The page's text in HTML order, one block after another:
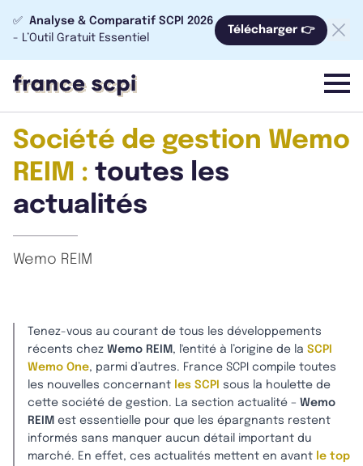
✅ Analyse & Comparatif SCPI 2026
- L’Outil Gratuit Essentiel
Télécharger 👉
menu
Société de gestion Wemo
REIM : toutes les
actualités
Wemo REIM
Tenez-vous au courant de tous les développements
récents chez Wemo REIM , l'entité à l’origine de la SCPI
Wemo One, parmi d’autres. France SCPI compile toutes
les nouvelles concernant les SCPI
sous la houlette de
cette société de gestion. La section actualité – Wemo
REIM est essentielle pour que les épargnants restent
informés sans manquer aucun détail important du
marché. En effet, ces actualités mettent en avant le top